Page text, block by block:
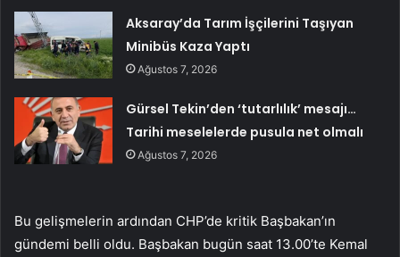
Aksaray’da Tarım İşçilerini Taşıyan
Minibüs Kaza Yaptı
Ağustos 7, 2026
Gürsel Tekin’den ‘tutarlılık’ mesajı…
Tarihi meselelerde pusula net olmalı
Ağustos 7, 2026
Bu gelişmelerin ardından CHP’de kritik Başbakan’ın
gündemi belli oldu. Başbakan bugün saat 13.00’te Kemal